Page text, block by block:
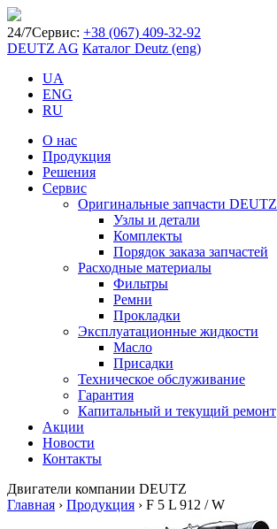
24/7Сервис: +38 (067) 409-32-92
DEUTZ AG Каталог Deutz (eng)
UA
ENG
RU
О нас
Продукция
Решения
Сервис
Оригинальные запчасти DEUTZ
Узлы и детали
Комплекты
Порядок заказа запчастей
Расходные материалы
Фильтры
Ремни
Прокладки
Эксплуатационные жидкости
Масло
Присадки
Техническое обслуживание
Гарантия
Капитальный и текущий ремонт
Акции
Новости
Контакты
Двигатели компании DEUTZ
Главная › Продукция › F 5 L 912 / W